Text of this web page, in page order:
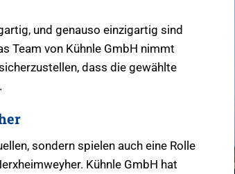
und genauso einzigartig sind
Team von Kühnle GmbH nimmt
dass die gewählte
sondern spielen auch eine Rolle
Kühnle GmbH hat